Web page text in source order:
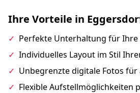
Ihre Vorteile in
✓ Perfekte Unterhaltung für Ihre
✓ Individuelles Layout im Stil
✓ Unbegrenzte digitale Fotos für
✓ Flexible Aufstellmöglichkeiten